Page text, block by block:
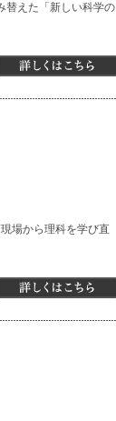
替えた「新しい科学の
場から理科を学び直